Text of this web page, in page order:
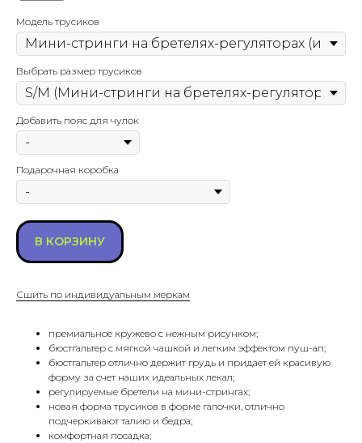
Модель трусиков
Выбрать размер трусиков
Добавить пояс для чулок
Подарочная коробка
В КОРЗИНУ
Сшить по индивидуальным меркам
премиальное кружево с нежным рисунком;
бюстгальтер с мягкой чашкой и легким эффектом пуш-ап;
бюстгальтер отлично держит грудь и придает ей красивую
форму за счет наших идеальных лекал;
регулируемые бретели на мини-стрингах;
новая форма трусиков в форме галочки, отлично
подчеркивают талию и бедра;
комфортная посадка;